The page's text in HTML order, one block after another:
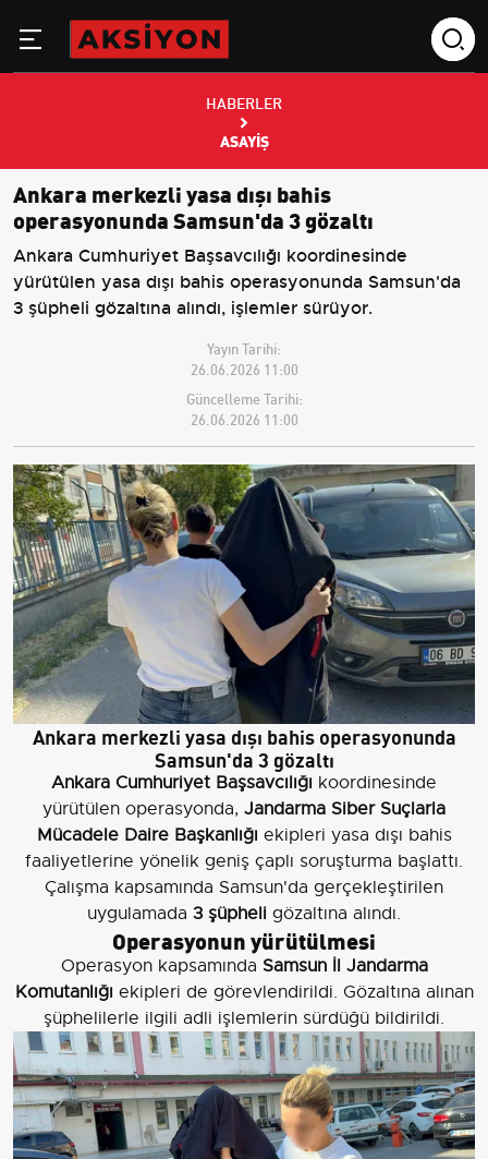
HABERLER
ASAYIŞ
Ankara merkezli yasa dışı bahis
operasyonunda Samsun'da 3 gözaltı
Ankara Cumhuriyet Başsavcılığı koordinesinde
yürütülen yasa dışı bahis operasyonunda Samsun'da
3 şüpheli gözaltına alındı, işlemler sürüyor.
Yayın Tarihi:
26.06.2026 11:00
Güncelleme Tarihi:
26.06.2026 11:00
Ankara merkezli yasa dışı bahis operasyonunda
Samsun'da 3 gözaltı
Ankara Cumhuriyet Başsavcılığı koordinesinde
yürütülen operasyonda, Jandarma Siber Suçlarla
Mücadele Daire Başkanlığı ekipleri yasa dışı bahis
faaliyetlerine yönelik geniş çaplı soruşturma başlattı.
Çalışma kapsamında Samsun'da gerçekleştirilen
uygulamada 3 şüpheli gözaltına alındı.
Operasyonun yürütülmesi
Operasyon kapsamında Samsun İl Jandarma
Komutanlığı ekipleri de görevlendirildi. Gözaltına alınan
şüphelilerle ilgili adli işlemlerin sürdüğü bildirildi.